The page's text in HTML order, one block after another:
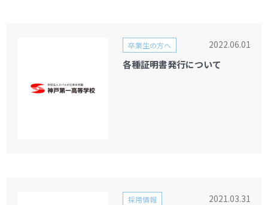
卒業生の方へ 2022.06.01
各種証明書発行について
採用情報 2021.03.31